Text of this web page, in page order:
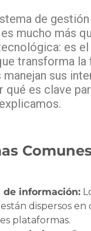
de
mucho más
es
transforma la
manejan sus
qué es clave
de información:
dispersos en
plataformas.